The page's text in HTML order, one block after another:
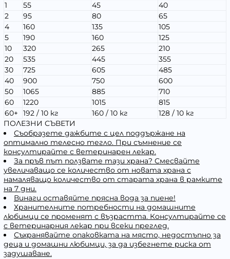
1
55 45
40
2
95 80
65
4
160 135
105
5
190 160
125
10
320 265
210
20
535 445
355
30
725 605
485
40
900 750
600
50
1065 885
710
60
1220 1015
815
60+
192 / 10 кг 160 / 10 кг
128 / 10 кг
ПОЛЕЗНИ СЪВЕТИ
Съобразете дажбите с цел поддържане на
оптимално телесно тегло. При съмнение се
консултирайте с ветеринарен лекар.
За пръв път ползвате тази храна? Смесвайте
увеличаващо се количество от новата храна с
намаляващо количество от старата храна в рамките
на 7 дни.
Винаги оставяйте прясна вода за пиене!
Хранителните потребности на домашните
любимци се променят с възрастта. Консултирайте се
с ветеринарния лекар при всеки преглед.
Съхранявайте опаковката на място, недостъпно за
деца и домашни любимци, за да избегнете риска от
задушаване.